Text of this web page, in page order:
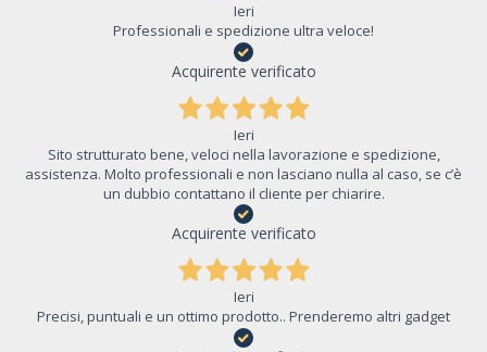
Ieri
Professionali e spedizione ultra veloce!
Acquirente verificato
Ieri
Sito strutturato bene, veloci nella lavorazione e spedizione,
assistenza. Molto professionali e non lasciano nulla al caso, se c’è
un dubbio contattano il cliente per chiarire.
Acquirente verificato
Ieri
Precisi, puntuali e un ottimo prodotto.. Prenderemo altri gadget